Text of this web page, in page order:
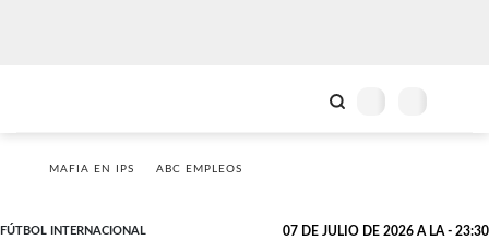
MAFIA EN IPS ABC EMPLEOS
FÚTBOL INTERNACIONAL 07 DE JULIO DE 2026 A LA - 23:30